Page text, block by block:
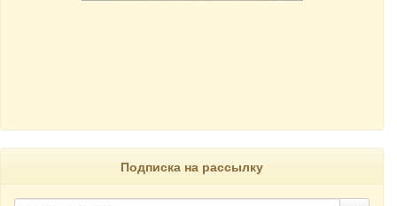
Подписка на рассылку